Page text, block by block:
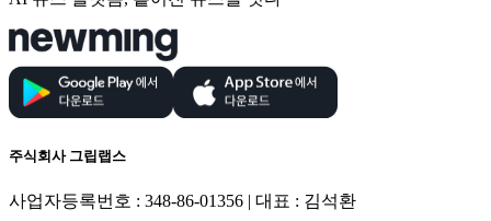
주식회사 그립랩스
사업자등록번호 : 348-86-01356 | 대표 : 김석환